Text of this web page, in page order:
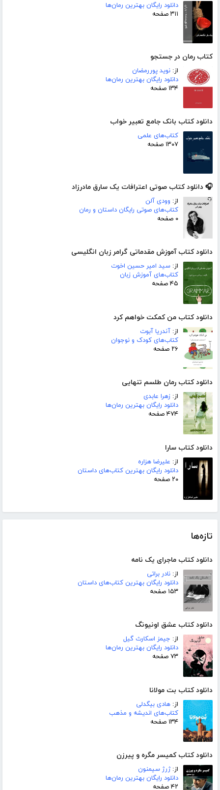
دانلود رایگان بهترین رمان‌ها
۳۱۱ صفحه
کتاب رمان در جستجو
از: نوید پوررمضان
دانلود رایگان بهترین رمان‌ها
۱۳۴ صفحه
دانلود کتاب بانک جامع تعبیر خواب
کتاب‌های علمی
۱۳۰۷ صفحه
🎧 دانلود کتاب صوتی اعترافات یک سارق مادرزاد
از: وودی آلن
کتاب‌های صوتی رایگان داستان و رمان
۰ صفحه
دانلود کتاب آموزش مقدماتی گرامر زبان انگلیسی
از: سید امیر حسین اخوت
کتاب‌های آموزش زبان
۴۵ صفحه
دانلود کتاب من کمکت خواهم کرد
از: آندریا آبوت
کتاب‌های کودک و نوجوان
۲۶ صفحه
دانلود کتاب رمان طلسم تنهایی
از: زهرا عابدی
دانلود رایگان بهترین رمان‌ها
۴۷۴ صفحه
دانلود کتاب سارا
از: علیرضا هزاره
دانلود رایگان بهترین کتاب‌های داستان
۲۰ صفحه
تازه‌ها
دانلود کتاب ماجرای یک نامه
از: نادر براتی
دانلود رایگان بهترین کتاب‌های داستان
۱۵۳ صفحه
دانلود کتاب عشق اونیونگ
از: جیمز اسکارث گیل
دانلود رایگان بهترین رمان‌ها
۷۳ صفحه
دانلود کتاب بت مولانا
از: هادی بیگدلی
کتاب‌های اندیشه و مذهب
۱۳۴ صفحه
دانلود کتاب کمیسر مگره و پیرزن
از:ژرژ سیمنون
دانلود رایگان بهترین رمان‌ها
۴۲ صفحه